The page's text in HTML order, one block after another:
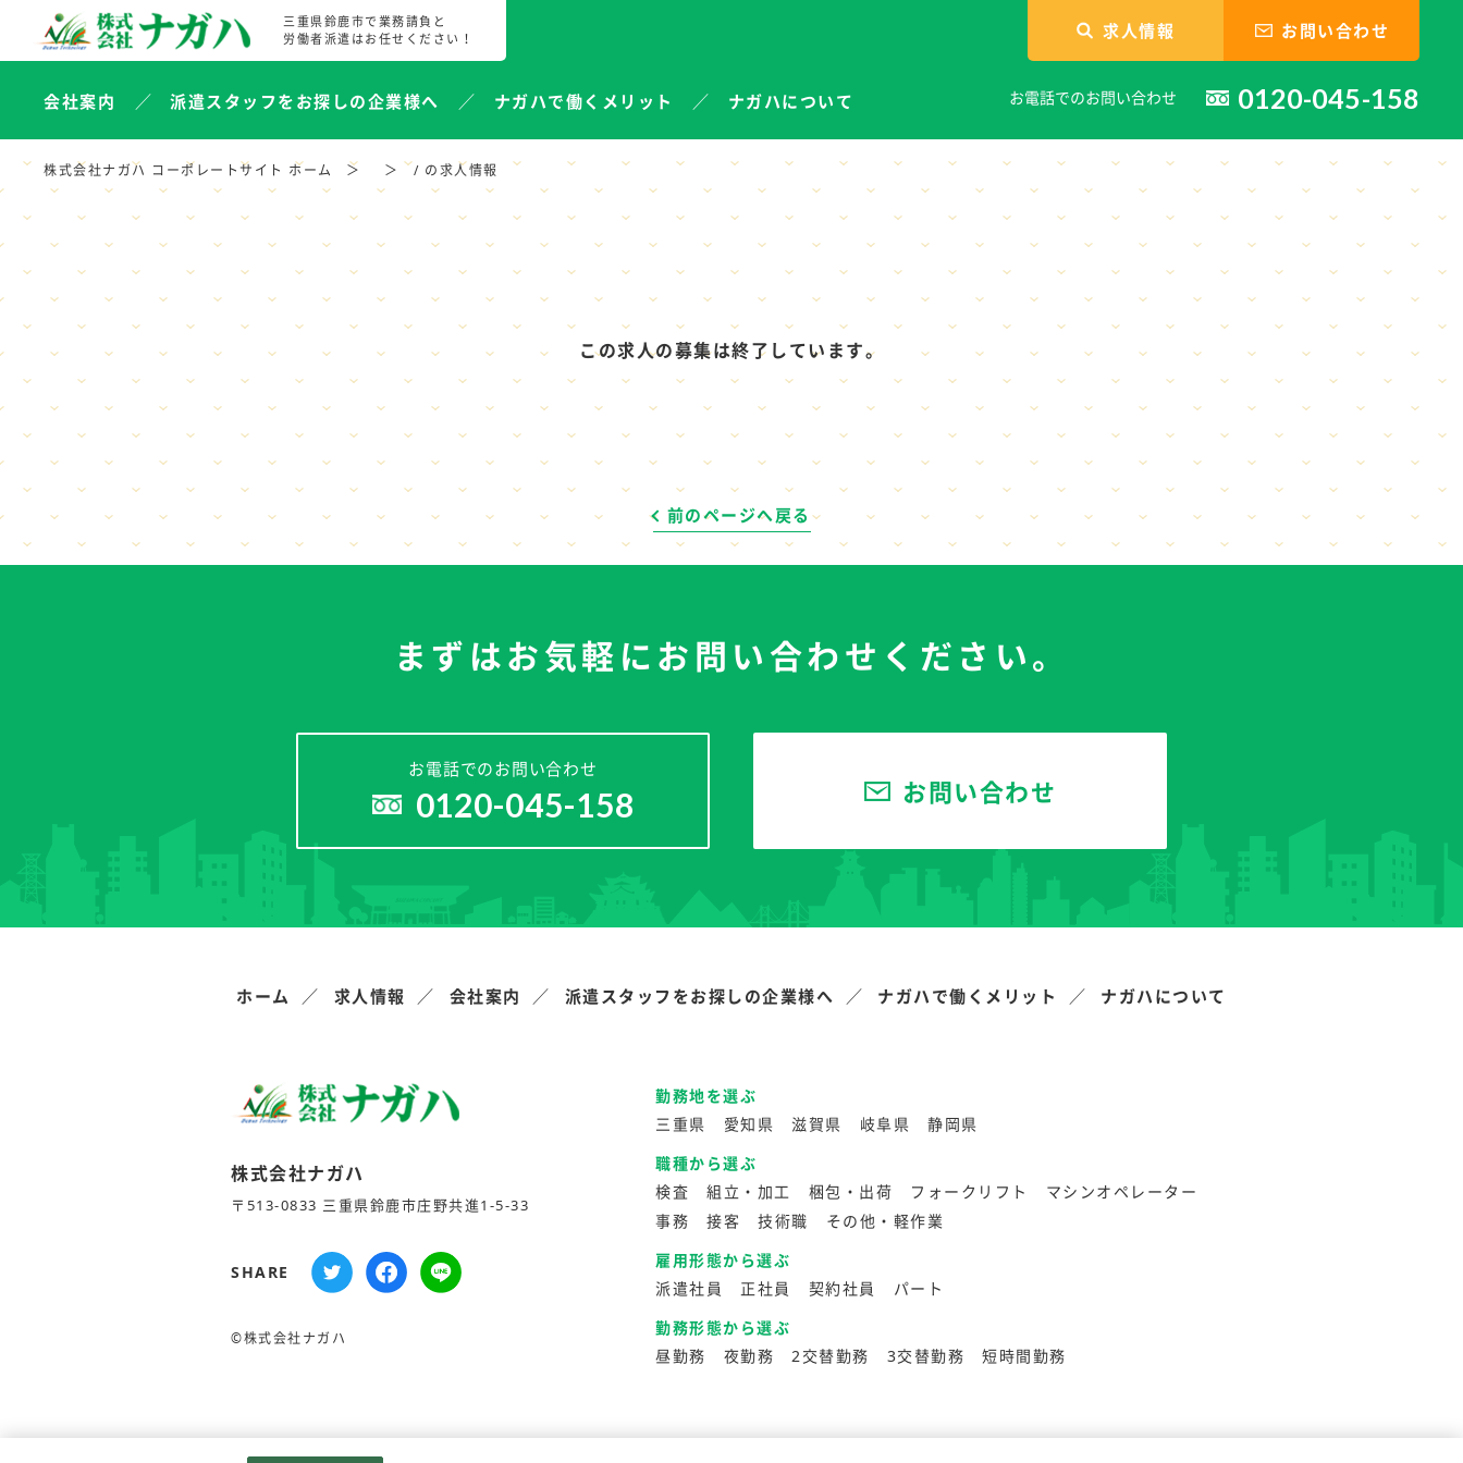
三重県鈴鹿市で業務請負と
労働者派遣はお任せください！
会社案内 派遣スタッフをお探しの企業様へ ナガハで働くメリット ナガハについて
求人情報 お問い合わせ
お電話でのお問い合わせ 0120-045-158
株式会社ナガハ コーポレートサイト ホーム / の求人情報
この求人の募集は終了しています。
前のページへ戻る
まずはお気軽にお問い合わせください。
お電話でのお問い合わせ
0120-045-158 お問い合わせ
ホーム 求人情報 会社案内 派遣スタッフをお探しの企業様へ ナガハで働くメリット ナガハについて
勤務地を選ぶ
三重県
愛知県 滋賀県 岐阜県
静岡県
職種から選ぶ
検査
組立・加工 梱包・出荷 フォークリフト
マシンオペレーター
事務
接客 技術職
その他・軽作業
雇用形態から選ぶ
派遣社員
正社員 契約社員
パート
勤務形態から選ぶ
昼勤務
夜勤務 2交替勤務 3交替勤務 短時間勤務
株式会社ナガハ
〒513-0833 三重県鈴鹿市庄野共進1-5-33
SHARE
©株式会社ナガハ